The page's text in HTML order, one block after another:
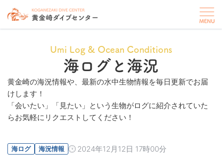
Umi Log & Ocean Conditions
海ログと海況
黄金崎の海況情報や、最新の水中生物情報を毎日更新でお届
けします！
「会いたい」「見たい」という生物がログに紹介されていた
らお気軽にリクエストしてください！
海ログ 海況情報 2024年12月12日 17時00分